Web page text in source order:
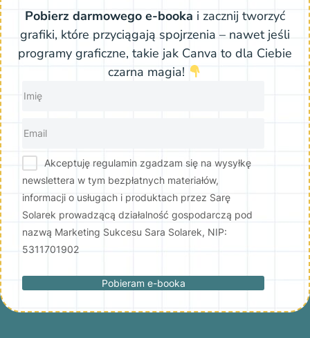
Pobierz darmowego e-booka i zacznij tworzyć
grafiki, które przyciągają spojrzenia – nawet jeśli
programy graficzne, takie jak Canva to dla Ciebie
czarna magia!
Akceptuję regulamin zgadzam się na wysyłkę
newslettera w tym bezpłatnych materiałów,
informacji o usługach i produktach przez Sarę
Solarek prowadzącą działalność gospodarczą pod
nazwą Marketing Sukcesu Sara Solarek, NIP:
5311701902
Pobieram e-booka